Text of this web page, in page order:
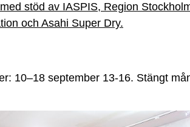
stöd av IASPIS, Region
och Asahi Super Dry.
10–18 september 13-16. Stängt